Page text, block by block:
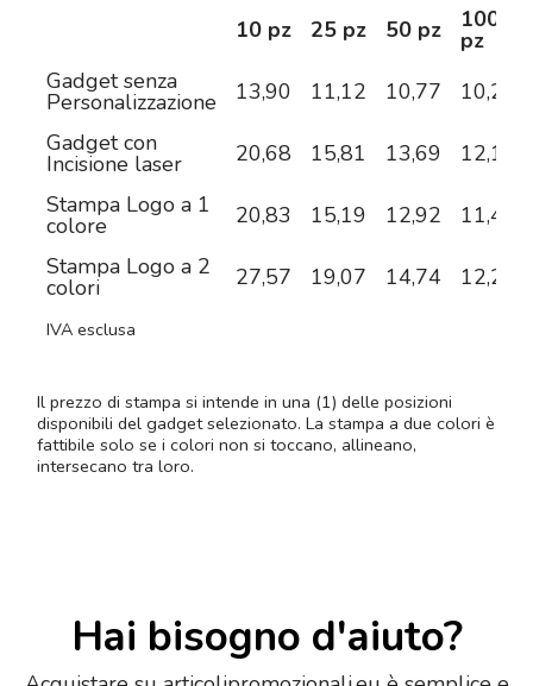
10 pz 25 pz 50 pz 100
pz
Gadget senza
Personalizzazione 13,90 11,12 10,77
10,22
Gadget con
Incisione laser 20,68 15,81 13,69
12,17
Stampa Logo a 1
colore 20,83 15,19 12,92
11,42
Stampa Logo a 2
colori 27,57 19,07 14,74 12,25
IVA esclusa
Il prezzo di stampa si intende in una (1) delle posizioni
disponibili del gadget selezionato. La stampa a due colori è
fattibile solo se i colori non si toccano, allineano,
intersecano tra loro.
Hai bisogno d'aiuto?